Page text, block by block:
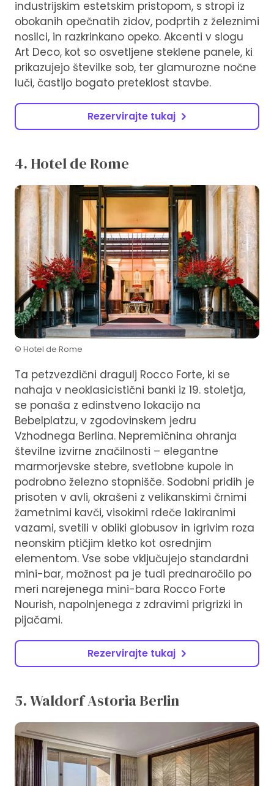
industrijskim estetskim pristopom, s stropi iz
obokanih opečnatih zidov, podprtih z železnimi
nosilci, in razkrinkano opeko. Akcenti v slogu
Art Deco, kot so osvetljene steklene panele, ki
prikazujejo številke sob, ter glamurozne nočne
luči, častijo bogato preteklost stavbe.
Rezervirajte tukaj
4. Hotel de Rome
© Hotel de Rome
Ta petzvezdični dragulj Rocco Forte, ki se
nahaja v neoklasicistični banki iz 19. stoletja,
se ponaša z edinstveno lokacijo na
Bebelplatzu, v zgodovinskem jedru
Vzhodnega Berlina. Nepremičnina ohranja
številne izvirne značilnosti – elegantne
marmorjevske stebre, svetlobne kupole in
podrobno železno stopnišče. Sodobni pridih je
prisoten v avli, okrašeni z velikanskimi črnimi
žametnimi kavči, visokimi rdeče lakiranimi
vazami, svetili v obliki globusov in igrivim roza
neonskim ptičjim kletko kot osrednjim
elementom. Vse sobe vključujejo standardni
mini-bar, možnost pa je tudi prednaročilo po
meri narejenega mini-bara Rocco Forte
Nourish, napolnjenega z zdravimi prigrizki in
pijačami.
Rezervirajte tukaj
5. Waldorf Astoria Berlin